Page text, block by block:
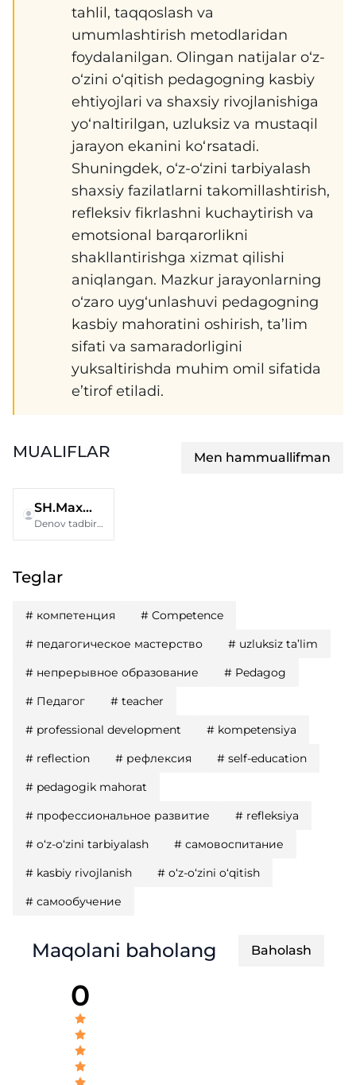
tahlil, taqqoslash va
umumlashtirish metodlaridan
foydalanilgan. Olingan natijalar o‘z-
o‘zini o‘qitish pedagogning kasbiy
ehtiyojlari va shaxsiy rivojlanishiga
yo‘naltirilgan, uzluksiz va mustaqil
jarayon ekanini ko‘rsatadi.
Shuningdek, o‘z-o‘zini tarbiyalash
shaxsiy fazilatlarni takomillashtirish,
refleksiv fikrlashni kuchaytirish va
emotsional barqarorlikni
shakllantirishga xizmat qilishi
aniqlangan. Mazkur jarayonlarning
o‘zaro uyg‘unlashuvi pedagogning
kasbiy mahoratini oshirish, ta’lim
sifati va samaradorligini
yuksaltirishda muhim omil sifatida
e’tirof etiladi.
MUALIFLAR Men hammuallifman
SH.Maxmudov
Denov tadbirkorlik va pedagogika instituti
Teglar
# компетенция # Competence
# педагогическое мастерство # uzluksiz ta’lim
# непрерывное образование # Pedagog
# Педагог # teacher
# professional development # kompetensiya
# reflection # рефлексия # self-education
# pedagogik mahorat
# профессиональное развитие # refleksiya
# o‘z-o‘zini tarbiyalash # самовоспитание
# kasbiy rivojlanish # o‘z-o‘zini o‘qitish
# самообучение
Maqolani baholang Baholash
0